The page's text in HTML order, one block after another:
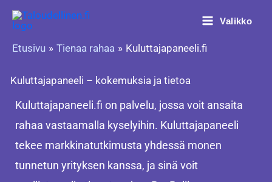
Siirry
sisältöön
Valikko
Etusivu Tienaa rahaa Kuluttajapaneeli.fi
Kuluttajapaneeli – kokemuksia ja tietoa
Kuluttajapaneeli.fi on palvelu, jossa voit ansaita
rahaa vastaamalla kyselyihin. Kuluttajapaneeli
tekee markkinatutkimusta yhdessä monen
tunnetun yrityksen kanssa, ja sinä voit